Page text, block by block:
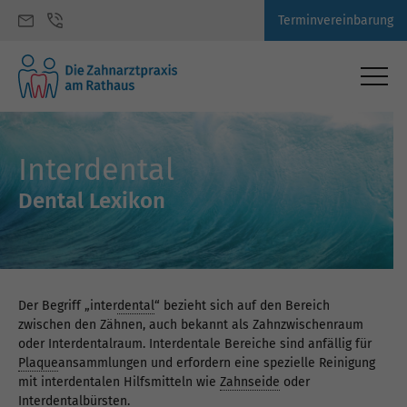
Terminvereinbarung
Interdental
Dental Lexikon
Der Begriff „interdental“ bezieht sich auf den Bereich
zwischen den Zähnen, auch bekannt als Zahnzwischenraum
oder Interdentalraum. Interdentale Bereiche sind anfällig für
Plaqueansammlungen und erfordern eine spezielle Reinigung
mit interdentalen Hilfsmitteln wie Zahnseide oder
Interdentalbürsten.